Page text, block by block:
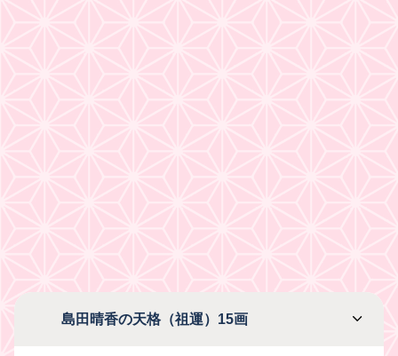
島田晴香の天格（祖運）15画